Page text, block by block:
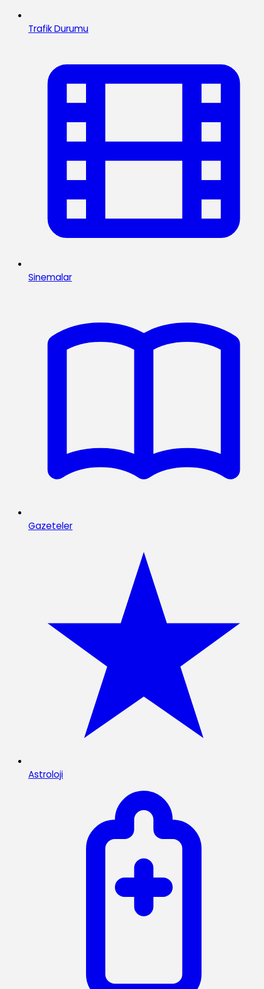
Trafik Durumu
Sinemalar
Gazeteler
Astroloji